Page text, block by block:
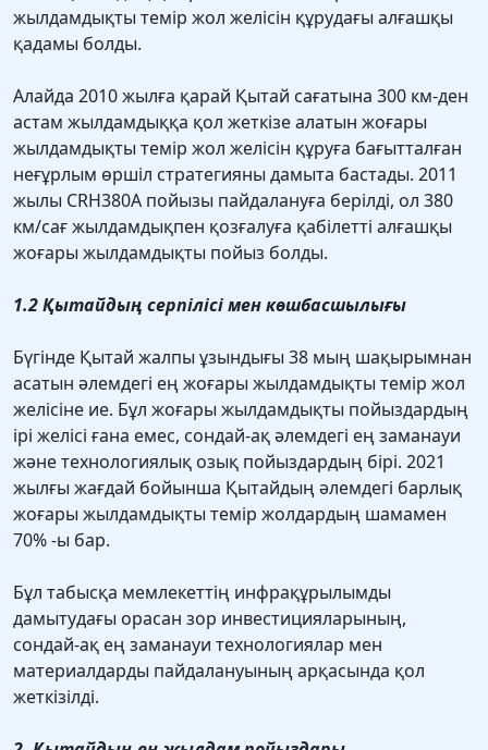
жылдамдықты темір жол желісін құрудағы алғашқы
қадамы болды.
Алайда 2010 жылға қарай Қытай сағатына 300 км-ден
астам жылдамдыққа қол жеткізе алатын жоғары
жылдамдықты темір жол желісін құруға бағытталған
неғұрлым өршіл стратегияны дамыта бастады. 2011
жылы CRH380A пойызы пайдалануға берілді, ол 380
км/сағ жылдамдықпен қозғалуға қабілетті алғашқы
жоғары жылдамдықты пойыз болды.
1.2 Қытайдың серпілісі мен көшбасшылығы
Бүгінде Қытай жалпы ұзындығы 38 мың шақырымнан
асатын әлемдегі ең жоғары жылдамдықты темір жол
желісіне ие. Бұл жоғары жылдамдықты пойыздардың
ірі желісі ғана емес, сондай-ақ әлемдегі ең заманауи
және технологиялық озық пойыздардың бірі. 2021
жылғы жағдай бойынша Қытайдың әлемдегі барлық
жоғары жылдамдықты темір жолдардың шамамен
70% -ы бар.
Бұл табысқа мемлекеттің инфрақұрылымды
дамытудағы орасан зор инвестицияларының,
сондай-ақ ең заманауи технологиялар мен
материалдарды пайдалануының арқасында қол
жеткізілді.